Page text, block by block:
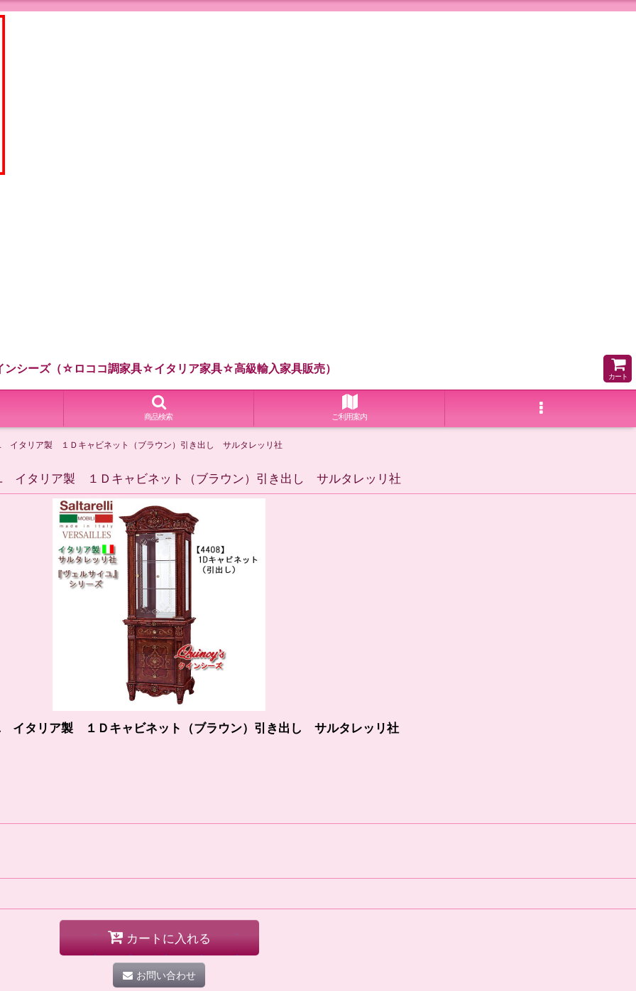
ンシーズ（☆ロココ調家具☆イタリア家具☆高級輸入家具販売）
カート
商品検索 ご利用案内
タリア製 １Ｄキャビネット（ブラウン）引き出し サルタレッリ社
タリア製 １Ｄキャビネット（ブラウン）引き出し サルタレッリ社
タリア製 １Ｄキャビネット（ブラウン）引き出し サルタレッリ社
カートに入れる
お問い合わせ